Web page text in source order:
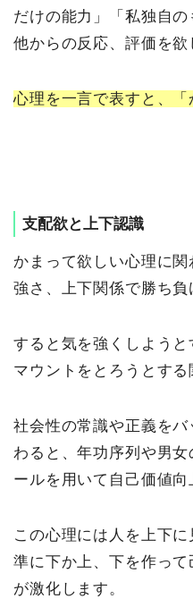
だけの能力」「私独自の
他からの反応、評価を欲
心理を一言で表すと、「
支配欲と上下認識
かまって欲しい心理に
強さ、上下関係で勝ち負
すると気を強くしようと
マウントをとろうとする
社会性の常識や正義を
わると、年功序列や男
ールを用いて自己価値向
この心理には人を上下
準に下か上、下を作っ
が激化します。